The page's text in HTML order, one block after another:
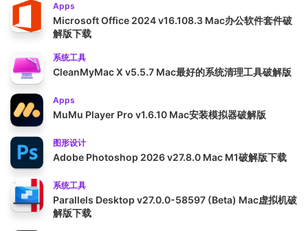
Apps
Microsoft Office 2024 v16.108.3 Mac办公软件套件破
解版下载
系统工具
CleanMyMac X v5.5.7 Mac最好的系统清理工具破解版
Apps
MuMu Player Pro v1.6.10 Mac安装模拟器破解版
图形设计
Adobe Photoshop 2026 v27.8.0 Mac M1破解版下载
系统工具
Parallels Desktop v27.0.0-58597 (Beta) Mac虚拟机破
解版下载